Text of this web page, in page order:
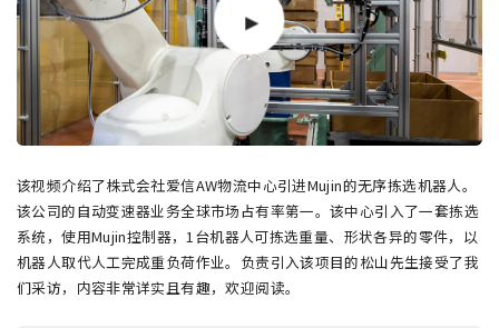
该视频介绍了株式会社爱信AW物流中心引进Mujin的无序拣选机器人。
该公司的自动变速器业务全球市场占有率第一。该中心引入了一套拣选
系统，使用Mujin控制器，1台机器人可拣选重量、形状各异的零件，以
机器人取代人工完成重负荷作业。负责引入该项目的松山先生接受了我
们采访，内容非常详实且有趣，欢迎阅读。